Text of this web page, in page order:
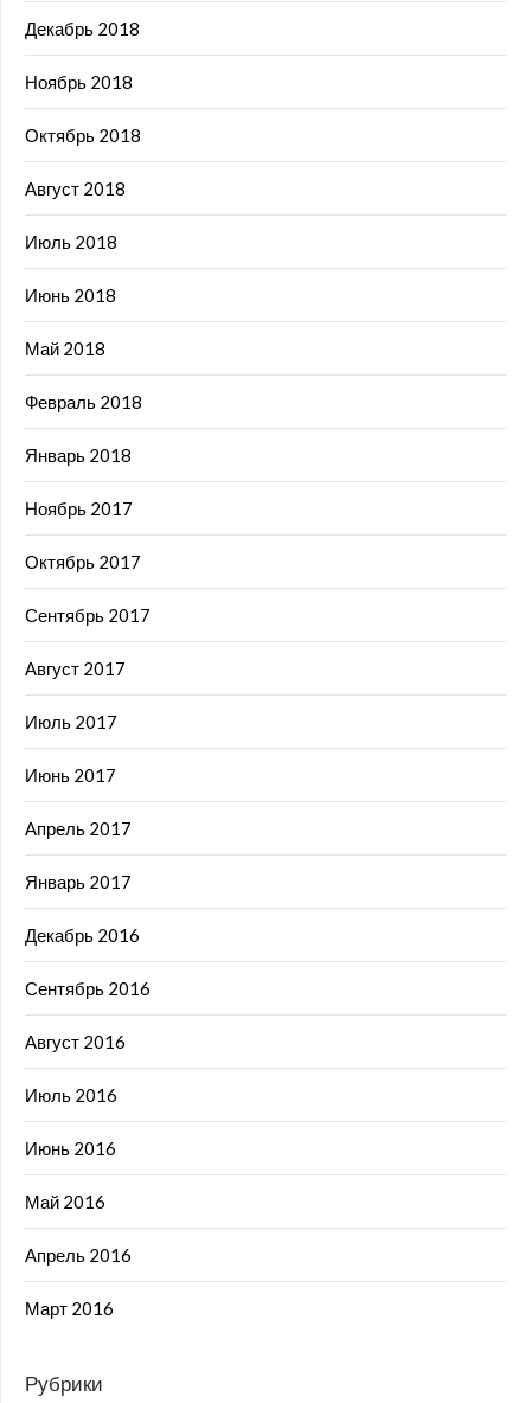
Декабрь 2018
Ноябрь 2018
Октябрь 2018
Август 2018
Июль 2018
Июнь 2018
Май 2018
Февраль 2018
Январь 2018
Ноябрь 2017
Октябрь 2017
Сентябрь 2017
Август 2017
Июль 2017
Июнь 2017
Апрель 2017
Январь 2017
Декабрь 2016
Сентябрь 2016
Август 2016
Июль 2016
Июнь 2016
Май 2016
Апрель 2016
Март 2016
Рубрики